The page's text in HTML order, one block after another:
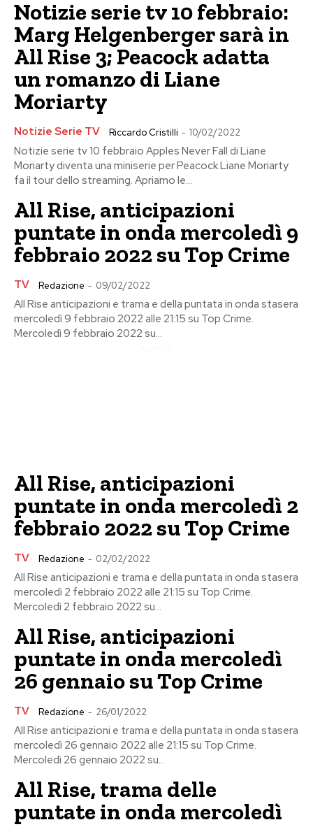
Notizie serie tv 10 febbraio:
Marg Helgenberger sarà in
All Rise 3; Peacock adatta
un romanzo di Liane
Moriarty
Notizie Serie TV Riccardo Cristilli - 10/02/2022
Notizie serie tv 10 febbraio Apples Never Fall di Liane
Moriarty diventa una miniserie per Peacock Liane Moriarty
fa il tour dello streaming. Apriamo le...
All Rise, anticipazioni
puntate in onda mercoledì 9
febbraio 2022 su Top Crime
TV Redazione - 09/02/2022
All Rise anticipazioni e trama e della puntata in onda stasera
mercoledì 9 febbraio 2022 alle 21:15 su Top Crime.
Mercoledì 9 febbraio 2022 su...
All Rise, anticipazioni
puntate in onda mercoledì 2
febbraio 2022 su Top Crime
TV Redazione - 02/02/2022
All Rise anticipazioni e trama e della puntata in onda stasera
mercoledì 2 febbraio 2022 alle 21:15 su Top Crime.
Mercoledì 2 febbraio 2022 su...
All Rise, anticipazioni
puntate in onda mercoledì
26 gennaio su Top Crime
TV Redazione - 26/01/2022
All Rise anticipazioni e trama e della puntata in onda stasera
mercoledì 26 gennaio 2022 alle 21:15 su Top Crime.
Mercoledì 26 gennaio 2022 su...
All Rise, trama delle
puntate in onda mercoledì